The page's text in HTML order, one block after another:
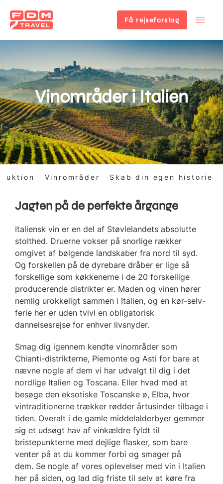
Få rejseforslag
Vinområder i Italien
Vinrområder Skab din egen historie
Jagten på de perfekte årgange
Italiensk vin er en del af Støvlelandets absolutte
stolthed. Druerne vokser på snorlige rækker
omgivet af bølgende landskaber fra nord til syd.
Og forskellen på de dyrebare dråber er lige så
forskellige som køkkenerne i de 20 forskellige
producerende distrikter er. Maden og vinen hører
nemlig urokkeligt sammen i Italien, og en kør-selv-
ferie her er uden tvivl en obligatorisk
dannelsesrejse for enhver livsnyder.
Smag dig igennem kendte vinområder som
Chianti-distrikterne, Piemonte og Asti for bare at
nævne nogle af dem vi har udvalgt til dig i det
nordlige Italien og Toscana. Eller hvad med at
besøge den eksotiske Toscanske ø, Elba, hvor
vintraditionerne trækker rødder årtusinder tilbage i
tiden. Overalt i de gamle middelalderbyer gemmer
sig et udsøgt hav af vinkældre fyldt til
bristepunkterne med dejlige flasker, som bare
venter på at du kommer forbi og smager på
dem. Se nogle af vores oplevelser med vin i Italien
her på siden, og lad dig friste til selv at køre fra